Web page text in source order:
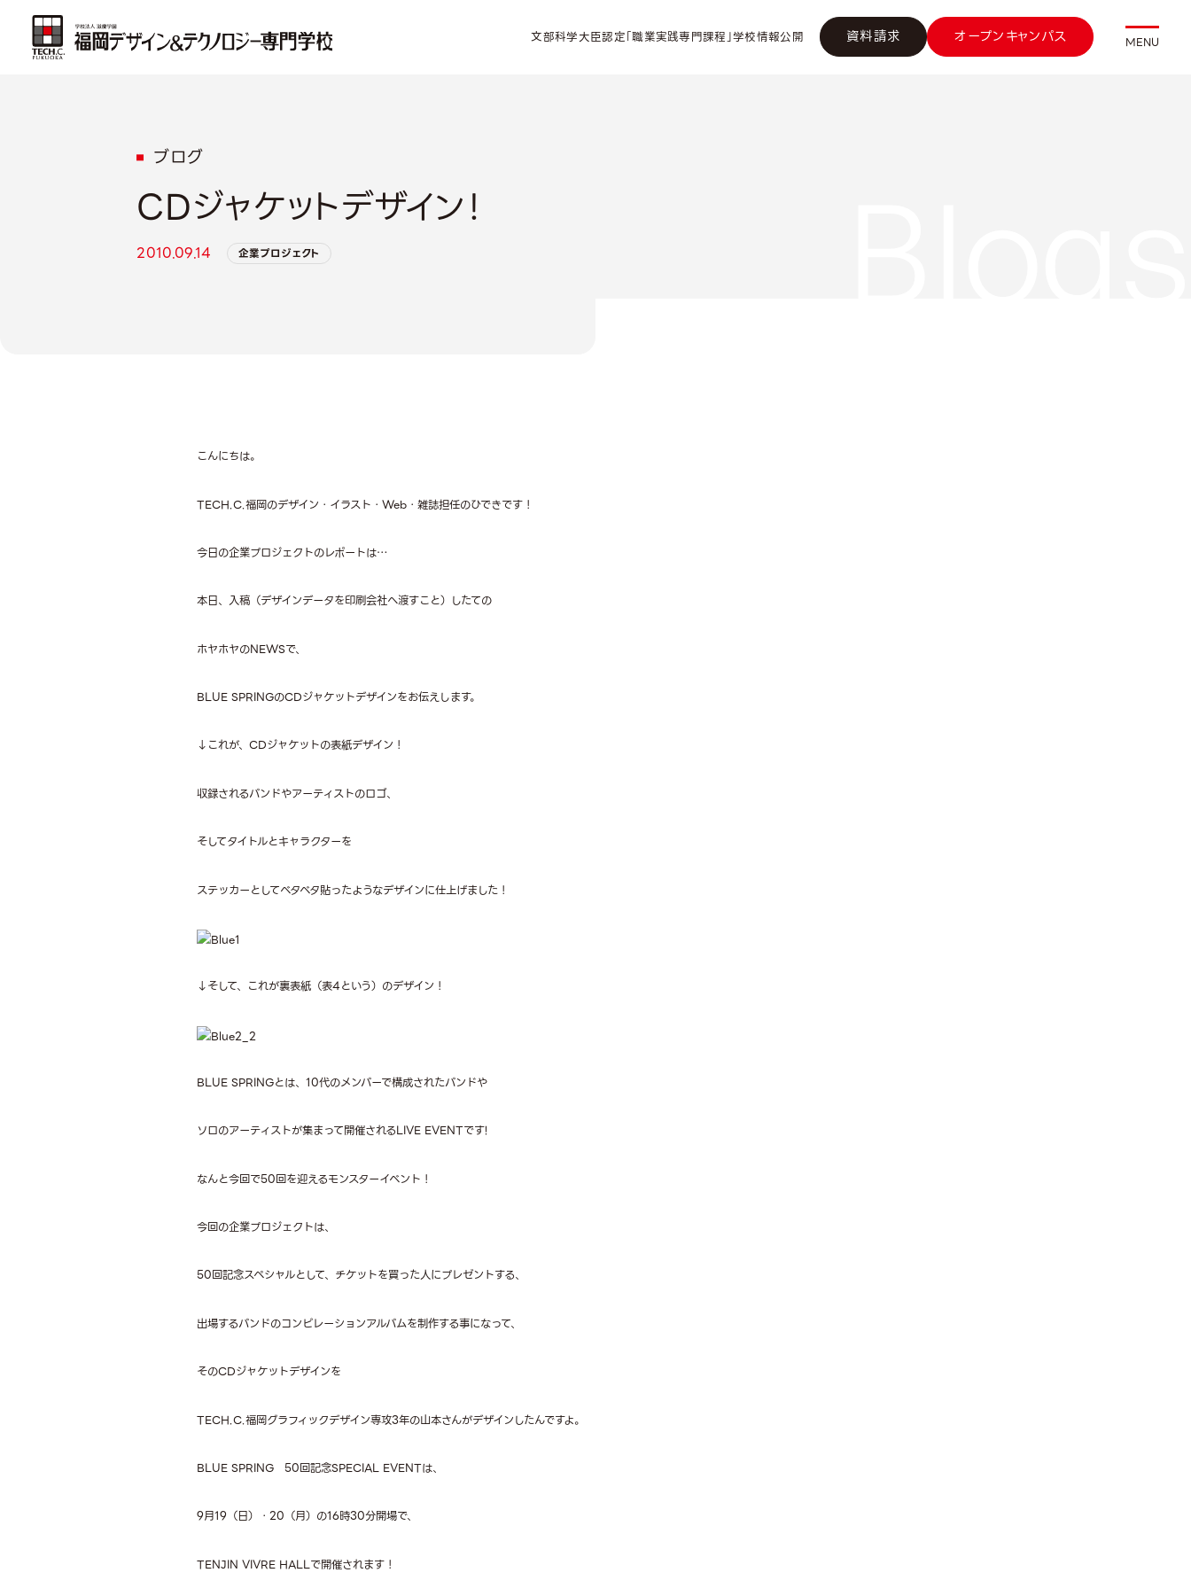
文部科学大臣認定「職業実践専門課程」学校情報公開 資料請求 オープンキャンパス MENU
ブログ
CDジャケットデザイン！
2010.09.14 企業プロジェクト
こんにちは。
TECH.C.福岡のデザイン・イラスト・Web・雑誌担任のひできです！
今日の企業プロジェクトのレポートは…
本日、入稿（デザインデータを印刷会社へ渡すこと） したての
ホヤホヤのNEWSで、
BLUE SPRINGのCDジャケットデザインをお伝えします。
↓これが、CDジャケットの表紙デザイン！
収録されるバンドやアーティストのロゴ、
そしてタイトルとキャラクターを
ステッカーとしてベタベタ貼ったようなデザインに仕上げました！
↓そして、これが裏表紙（表4という）のデザイン！
BLUE SPRINGとは、10代のメンバーで構成されたバンドや
ソロのアーティストが集まって開催されるLIVE EVENTです!
なんと今回で50回を迎えるモンスターイベント！
今回の企業プロジェクトは、
50回記念スペシャルとして、チケットを買った人にプレゼントする、
出場するバンドのコンピレーションアルバムを制作する事になって、
そのCDジャケットデザインを
TECH.C.福岡グラフィックデザイン専攻3年の山本さんがデザインしたんですよ。
BLUE SPRING 50回記念SPECIAL EVENTは、
9月19（日）・20（月）の16時30分開場で、
TENJIN VIVRE HALLで開催されます！